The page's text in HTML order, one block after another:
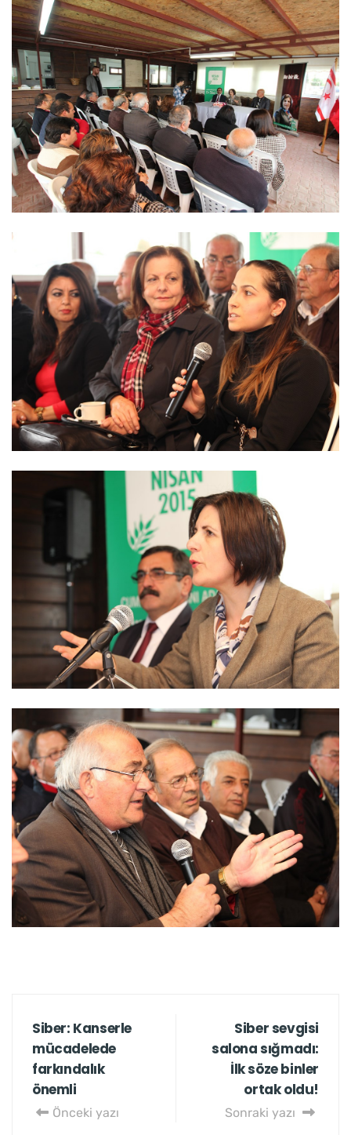
Siber: Kanserle
mücadelede
farkındalık
önemli
Önceki yazı
Siber sevgisi
salona sığmadı:
İlk söze binler
ortak oldu!
Sonraki yazı